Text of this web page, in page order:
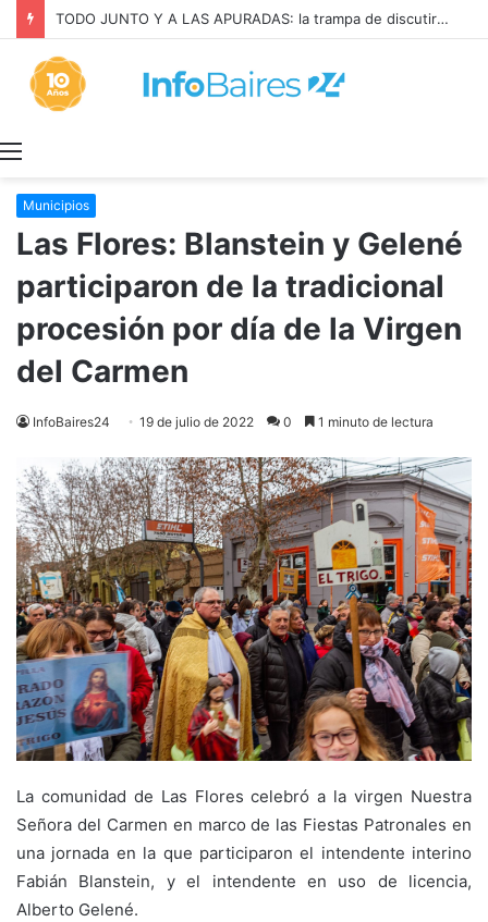
La INFLACIÓN de CABA se DISPARÓ al 2,9% en JULIO: 19,4% en 2026
Municipios
Las Flores: Blanstein y Gelené
participaron de la tradicional
procesión por día de la Virgen
del Carmen
InfoBaires24 19 de julio de 2022 0 1 minuto de lectura
La comunidad de Las Flores celebró a la virgen Nuestra
Señora del Carmen en marco de las Fiestas Patronales en
una jornada en la que participaron el intendente interino
Fabián Blanstein, y el intendente en uso de licencia,
Alberto Gelené.